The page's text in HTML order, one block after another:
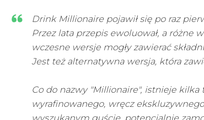
Drink Millionaire pojawił się po raz
Przez lata przepis ewoluował, a różne
wczesne wersje mogły zawierać
Jest też alternatywna wersja, która
Co do nazwy "Millionaire", istnieje
wyrafinowanego, wręcz